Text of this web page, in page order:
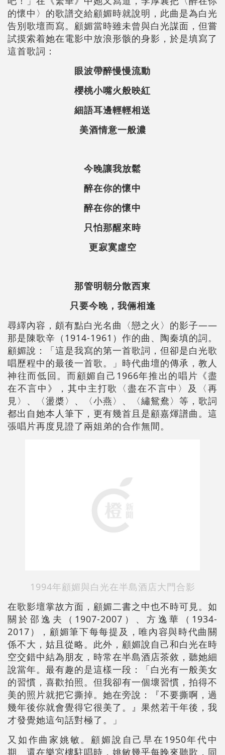
的懷中〉的歌譜交給顧媚時就說明，此曲是為白光
告別歌壇而寫。顧媚當時雖未曾與白光謀面，但嘗
試摸索着她在電影中放浪形骸的身影，於是填寫了
這首歌詞：
眼波帶醉慢慢流動
櫻桃小嘴火般映紅
細語耳邊輕輕相送
美酒情意一般濃
今晚讓我放鬆
醉在你的懷中
醉在你的懷中
只怕那醒來時
更寂寞虛空
那管明朝分散西東
只要今晚，我倆相逢
尋繹內容，頗有點白光名曲〈戀之火〉的影子――
那是陳歌辛（1914-1961）作的曲、陶秦填的詞。
顧媚說：「這是我寫的第一首歌詞，但卻是白光歌
唱歷程中的最後一首歌。」時代曲壇的傳承，教人
神往而低回。而顧媚自己1966年推出的唱片《盡
在不言中》，其中主打歌〈盡在不言中〉及〈再
見〉、〈盪槳〉、〈小燕〉、〈繡鴛鴦〉等，歌詞
都出自她本人筆下，更有幾首且是顧嘉煇譜曲。這
張唱片再度見證了兩姐弟的合作無間。
1994年顧媚與白光在半島酒店大門合影
在歌影壇掌故方面，顧媚二書之中也不時可見。如
關於邵逸夫（1907-2007）、方逸華（1934-
2017），顧媚筆下每每提及，唯內容與時代曲關
係不大，姑且從略。此外，顧媚說自己和白光在時
空交錯中結為朋友，時常在半島酒店茶敘，聽她細
說當年。最有趣的是這樣一段：「白光有一般美女
的習慣，喜歡拍照。但我卻有一個壞習慣，拍得不
美的照片就把它撕掉。她在旁說：『不要撕啊，過
幾年後你就會覺得它很美了。』果然若干年後，我
才發覺她這句話對極了。」
又如作曲家姚敏。顧媚說自己早在1950年代中
期、還在樂宮樓駐唱時，姚敏幾乎每晚來聽歌，同